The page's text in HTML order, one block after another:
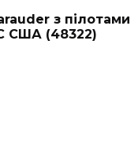
з пілотами
США (48322)